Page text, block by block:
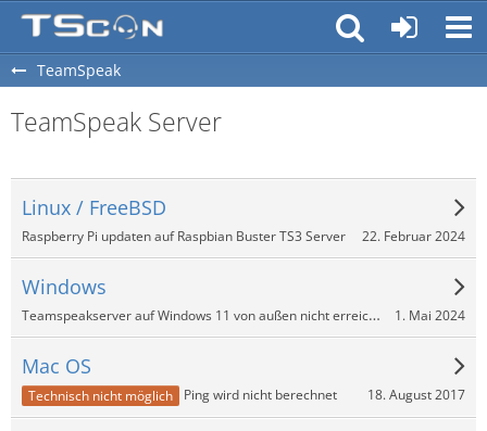
TeamSpeak
TeamSpeak Server
Linux / FreeBSD
Raspberry Pi updaten auf Raspbian Buster TS3 Server 22. Februar 2024
Windows
Teamspeakserver auf Windows 11 von außen nicht erreichbar 1. Mai 2024
Mac OS
Technisch nicht möglich Ping wird nicht berechnet 18. August 2017